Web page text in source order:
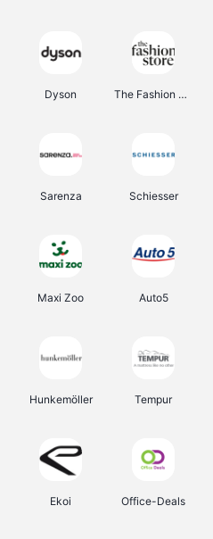
Dyson The Fashion Store
Sarenza Schiesser
Maxi Zoo Auto5
Hunkemöller Tempur
Ekoi Office-Deals